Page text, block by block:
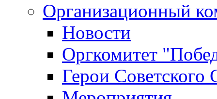
Организационный
Новости
Оргкомитет
Герои Советского